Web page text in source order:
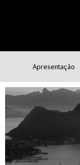
Apresentação